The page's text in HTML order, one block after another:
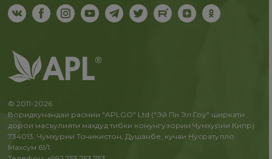
© 2011-2026
Воридкунандаи расмии "APLGO" Ltd ("Эй Пи Эл Гоу" ширкати
дорои масъулияти махдуд тибки конунгузории Чумхурии Кипр)
734013, Чумхурии Точикистон, Душанбе, кучаи Нусратулло
Махсум 61/1.